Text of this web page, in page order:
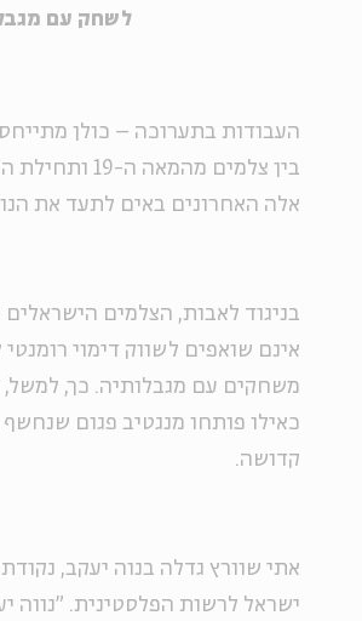
לשחק עם
העבודות בתערוכה – כולן
בין צלמים
אלה האחרונים באים לתעד את
בניגוד לאבות, הצלמים
אינם שואפים לשווק דימוי
משחקים עם מגבלותיה. כך, למשל,
כאילו פותחו מנגטיב פגום שנחשף
קדושה.
אתי שוורץ גדלה בנוה יעקב,
ישראל לרשות הפלסטינית. "נווה